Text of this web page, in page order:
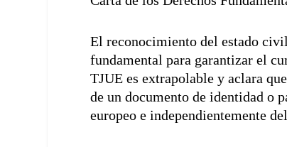
El reconocimiento del estado
fundamental para garantizar el
TJUE es extrapolable y aclara
de un documento de identidad o
europeo e independientemente